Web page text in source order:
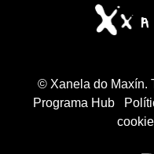
© Xanela do Maxín.
Programa Hub